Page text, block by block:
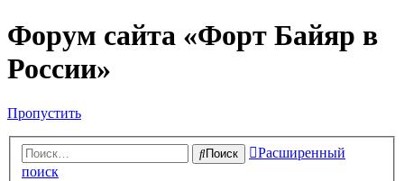
Форум сайта «Форт Байяр в
России»
Пропустить
Поиск
Расширенный
поиск